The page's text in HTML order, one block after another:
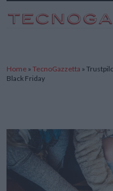
Home »TecnoGazzetta »
Black Friday